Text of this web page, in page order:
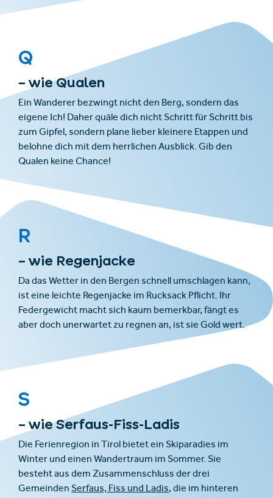
Q
– wie Qualen
Ein Wanderer bezwingt nicht den Berg, sondern das
eigene Ich! Daher quäle dich nicht Schritt für Schritt bis
zum Gipfel, sondern plane lieber kleinere Etappen und
belohne dich mit dem herrlichen Ausblick. Gib den
Qualen keine Chance!
R
– wie Regenjacke
Da das Wetter in den Bergen schnell umschlagen kann,
ist eine leichte Regenjacke im Rucksack Pflicht. Ihr
Federgewicht macht sich kaum bemerkbar, fängt es
aber doch unerwartet zu regnen an, ist sie Gold wert.
S
– wie Serfaus-Fiss-Ladis
Die Ferienregion in Tirol bietet ein Skiparadies im
Winter und einen Wandertraum im Sommer. Sie
besteht aus dem Zusammenschluss der drei
Gemeinden Serfaus, Fiss und Ladis, die im hinteren